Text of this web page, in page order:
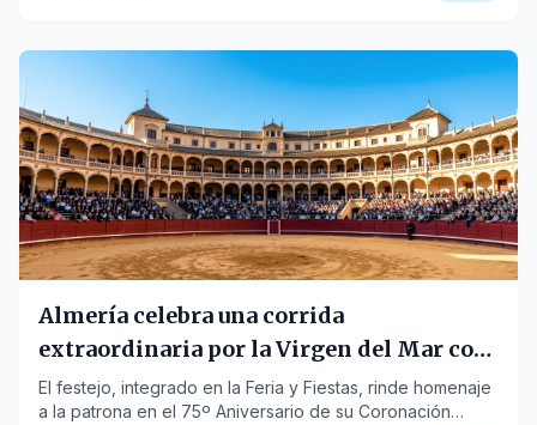
Almería celebra una corrida
extraordinaria por la Virgen del Mar con
figuras del toreo
El festejo, integrado en la Feria y Fiestas, rinde homenaje
a la patrona en el 75º Aniversario de su Coronación